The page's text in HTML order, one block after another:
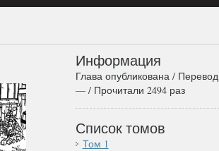
Информация
Глава опубликована / Перевод
— / Прочитали 2494 раз
Список томов
Том 1